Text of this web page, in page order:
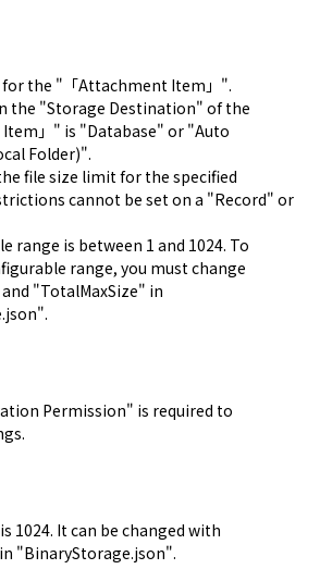
for the "「Attachment Item」".
the "Storage Destination" of the
」" is "Database" or "Auto
Folder)".
file size limit for the specified
cannot be set on a "Record" or
range is between 1 and 1024. To
range, you must change
"TotalMaxSize" in
".
Permission" is required to
1024. It can be changed with
"BinaryStorage.json".